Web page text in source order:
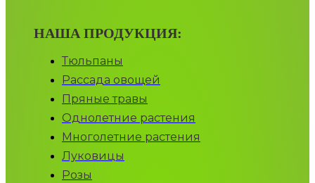
НАША ПРОДУКЦИЯ:
Тюльпаны
Рассада овощей
Пряные травы
Однолетние растения
Многолетние растения
Луковицы
Розы